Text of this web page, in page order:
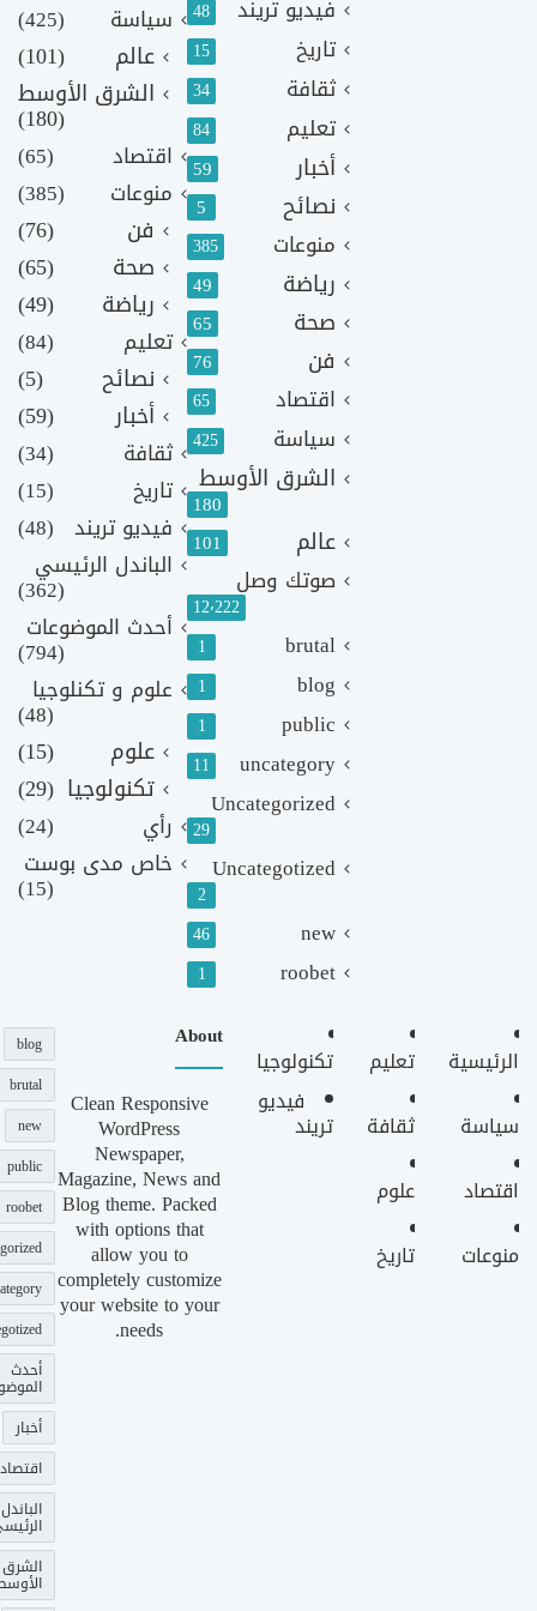
فيديو تريند 48
تاريخ 15
ثقافة 34
تعليم 84
أخبار 59
نصائح 5
منوعات 385
رياضة 49
صحة 65
فن 76
اقتصاد 65
سياسة 425
الشرق الأوسط
180
عالم 101
صوتك وصل
12٬222
brutal
1
blog
1
public
1
uncategory
11
Uncategorized
29
Uncategotized
2
new
46
roobet
1
سياسة
(425)
عالم
(101)
الشرق الأوسط
(180)
اقتصاد
(65)
منوعات
(385)
فن
(76)
صحة
(65)
رياضة
(49)
تعليم (84)
نصائح
(5)
أخبار
(59)
ثقافة
(34)
تاريخ
(15)
فيديو تريند (48)
الباندل الرئيسي
(362)
أحدث الموضوعات
(794)
علوم و تكنلوجيا
(48)
علوم
(15)
تكنولوجيا (29)
رأي
(24)
خاص مدى بوست
(15)
الرئيسية
سياسة
اقتصاد
منوعات
تعليم
ثقافة
علوم
تاريخ
تكنولوجيا
فيديو
تريند
About
Clean Responsive
WordPress
Newspaper,
Magazine, News and
Blog theme. Packed
with options that
allow you to
completely customize
your website to your
needs.
blog
brutal
new
public
roobet
أحدث
أخبار
اقتصاد
الباندل
الشرق